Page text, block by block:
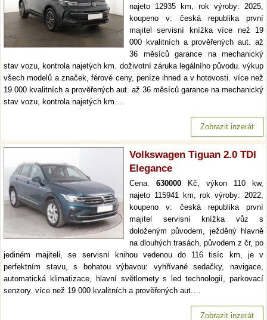
najeto 12935 km, rok výroby: 2025,
koupeno v: česká republika první
majitel servisní knížka více než 19
000 kvalitních a prověřených aut. až
36 měsíců garance na mechanický
stav vozu, kontrola najetých km. doživotní záruka legálního původu. výkup
všech modelů a značek, férové ceny, peníze ihned a v hotovosti. více než
19 000 kvalitních a prověřených aut. až 36 měsíců garance na mechanický
stav vozu, kontrola najetých km.…
Zobrazit inzerát
Volkswagen Tiguan 2.0 TDI
Elegance
Cena: 630000 Kč, výkon 110 kw,
najeto 115941 km, rok výroby: 2022,
koupeno v: česká republika první
majitel servisní knížka vůz s
doloženým původem, ježděný hlavně
na dlouhých trasách, původem z čr, po
jediném majiteli, se servisní knihou vedenou do 116 tisíc km, je v
perfektním stavu, s bohatou výbavou: vyhřívané sedačky, navigace,
automatická klimatizace, hlavní světlomety s led technologií, parkovací
senzory. více než 19 000 kvalitních a prověřených aut.…
Zobrazit inzerát